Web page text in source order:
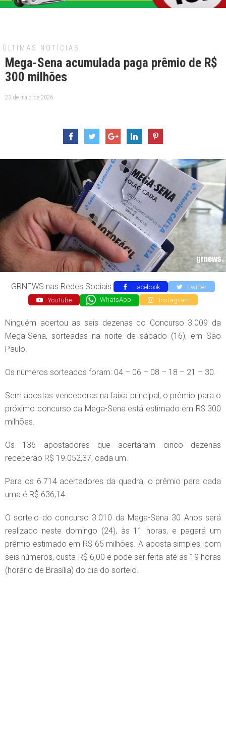
ÚLTIMAS NOTÍCIAS
Mega-Sena acumulada paga prêmio de R$
300 milhões
23 de maio de 2026
GRNEWS nas Redes Sociais Facebook
Twitter
YouTube
WhatsApp Instagram
Ninguém acertou as seis dezenas do Concurso 3.009 da
Mega-Sena, sorteadas na noite de sábado (16), em São
Paulo.
Os números sorteados foram: 04 – 06 – 08 – 18 – 21 – 30.
Sem apostas vencedoras na faixa principal, o prêmio para o
próximo concurso da Mega-Sena está estimado em R$ 300
milhões.
Os 136 apostadores que acertaram cinco dezenas
receberão R$ 19.052,37, cada um.
Para os 6.714 acertadores da quadra, o prêmio para cada
uma é R$ 636,14.
O sorteio do concurso 3.010 da Mega-Sena 30 Anos será
realizado neste domingo (24), às 11 horas, e pagará um
prêmio estimado em R$ 65 milhões. A aposta simples, com
seis números, custa R$ 6,00 e pode ser feita até as 19 horas
(horário de Brasília) do dia do sorteio.